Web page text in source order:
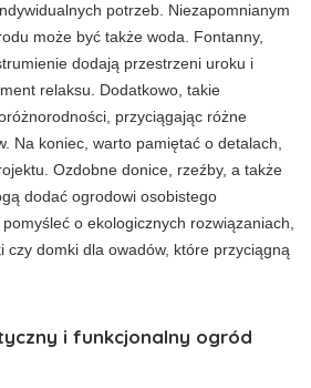
potrzeb. Niezapomnianym
może być także woda. Fontanny,
dodają przestrzeni uroku i
relaksu. Dodatkowo, takie
przyciągając różne
Na koniec, warto pamiętać o detalach,
Ozdobne donice, rzeźby, a także
dodać ogrodowi osobistego
o ekologicznych rozwiązaniach,
czy domki dla owadów, które przyciągną
i funkcjonalny ogród